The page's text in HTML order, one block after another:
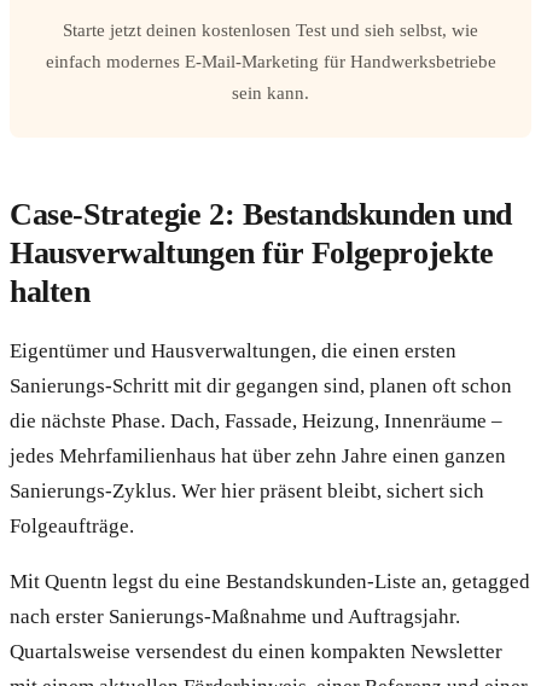
Starte jetzt deinen kostenlosen Test und sieh selbst, wie
einfach modernes E-Mail-Marketing für Handwerksbetriebe
sein kann.
Case-Strategie 2: Bestandskunden und
Hausverwaltungen für Folgeprojekte
halten
Eigentümer und Hausverwaltungen, die einen ersten
Sanierungs-Schritt mit dir gegangen sind, planen oft schon
die nächste Phase. Dach, Fassade, Heizung, Innenräume –
jedes Mehrfamilienhaus hat über zehn Jahre einen ganzen
Sanierungs-Zyklus. Wer hier präsent bleibt, sichert sich
Folgeaufträge.
Mit Quentn legst du eine Bestandskunden-Liste an, getagged
nach erster Sanierungs-Maßnahme und Auftragsjahr.
Quartalsweise versendest du einen kompakten Newsletter